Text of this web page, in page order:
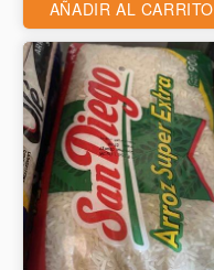
AÑADIR AL CARRITO